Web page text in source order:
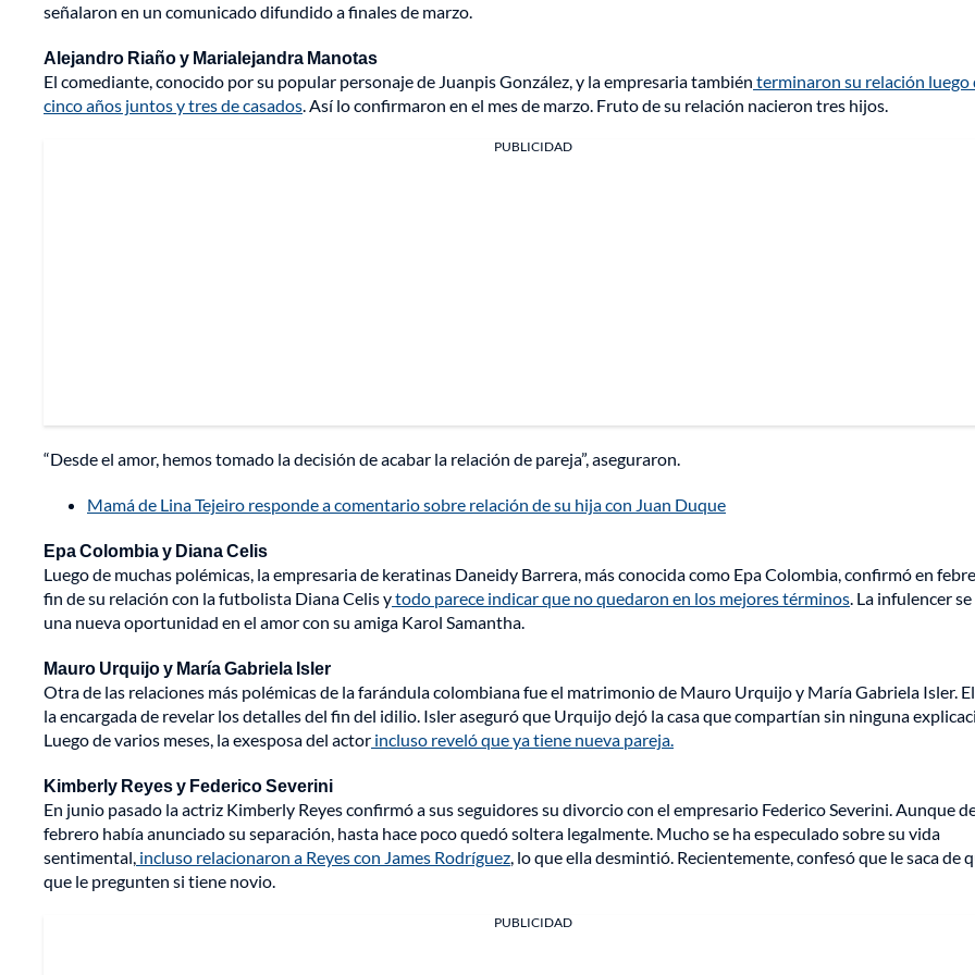
señalaron en un comunicado difundido a finales de marzo.
Alejandro Riaño y Marialejandra Manotas
El comediante, conocido por su popular personaje de Juanpis González, y la empresaria también terminaron su relación luego
cinco años juntos y tres de casados. Así lo confirmaron en el mes de marzo. Fruto de su relación nacieron tres hijos.
PUBLICIDAD
“Desde el amor, hemos tomado la decisión de acabar la relación de pareja”, aseguraron.
Mamá de Lina Tejeiro responde a comentario sobre relación de su hija con Juan Duque
Epa Colombia y Diana Celis
Luego de muchas polémicas, la empresaria de keratinas Daneidy Barrera, más conocida como Epa Colombia, confirmó en
fin de su relación con la futbolista Diana Celis ytodo parece indicar que no quedaron en los mejores términos. La infulencer
una nueva oportunidad en el amor con su amiga Karol Samantha.
Mauro Urquijo y María Gabriela Isler
Otra de las relaciones más polémicas de la farándula colombiana fue el matrimonio de Mauro Urquijo y María Gabriela Isler.
la encargada de revelar los detalles del fin del idilio. Isler aseguró que Urquijo dejó la casa que compartían sin ninguna
Luego de varios meses, la exesposa del actor incluso reveló que ya tiene nueva pareja.
Kimberly Reyes y Federico Severini
En junio pasado la actriz Kimberly Reyes confirmó a sus seguidores su divorcio con el empresario Federico Severini. Aunque
febrero había anunciado su separación, hasta hace poco quedó soltera legalmente. Mucho se ha especulado sobre su vida
sentimental, incluso relacionaron a Reyes con James Rodríguez, lo que ella desmintió. Recientemente, confesó que le saca de
que le pregunten si tiene novio.
PUBLICIDAD